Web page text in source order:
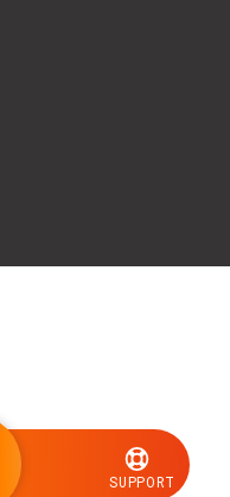
SUPPORT